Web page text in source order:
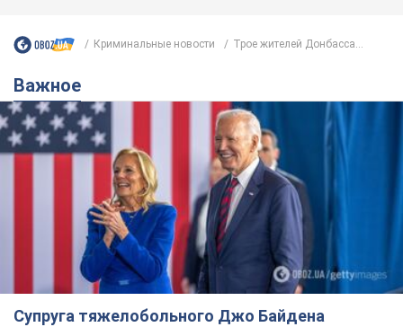
Криминальные новости Трое жителей Донбасса...
Важное
Супруга тяжелобольного Джо Байдена